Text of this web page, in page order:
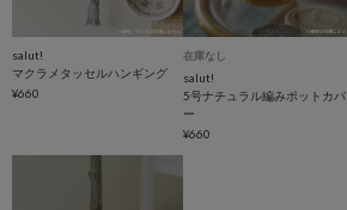
salut!
マクラメタッセルハンギング
¥660
在庫なし
salut!
5号ナチュラル編みポットカバ
ー
¥660